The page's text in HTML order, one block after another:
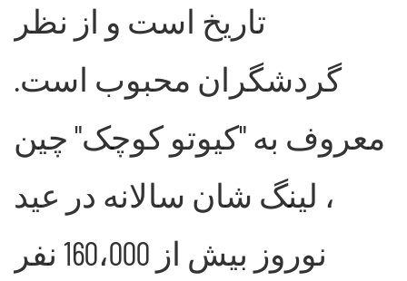
تاریخ است و از نظر
گردشگران محبوب است.
معروف به "کیوتو کوچک" چین
، لینگ شان سالانه در عید
نوروز بیش از 160،000 نفر